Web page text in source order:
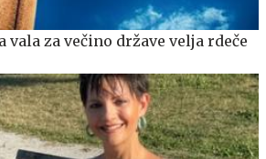
za večino države velja rdeče